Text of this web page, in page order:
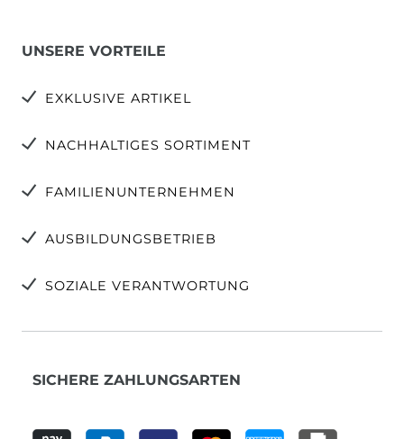
UNSERE VORTEILE
EXKLUSIVE ARTIKEL
NACHHALTIGES SORTIMENT
FAMILIENUNTERNEHMEN
AUSBILDUNGSBETRIEB
SOZIALE VERANTWORTUNG
SICHERE ZAHLUNGSARTEN